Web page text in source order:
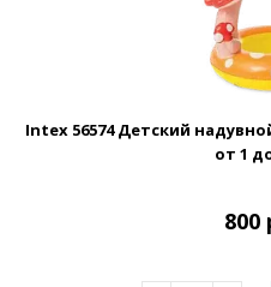
Intex 56574 Детский
от 1
800